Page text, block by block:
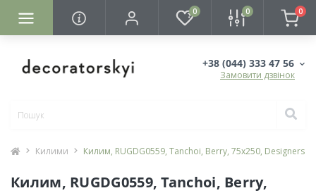
0 0 0
+38 (044) 333 47 56
Замовити дзвінок
Килими Килим, RUGDG0559, Tanchoi, Berry, 75х250, Designers
Килим, RUGDG0559, Tanchoi, Berry,